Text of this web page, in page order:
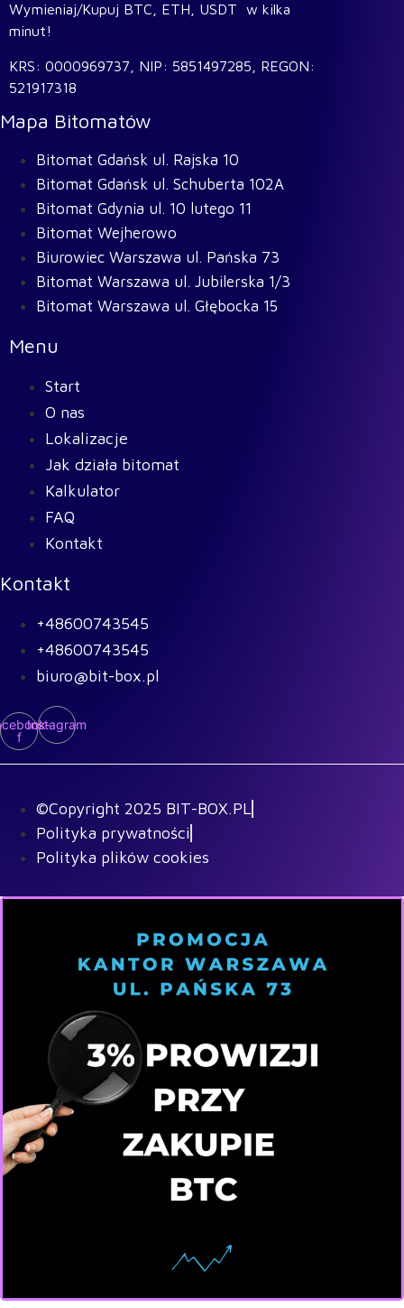
Wymieniaj/Kupuj BTC, ETH, USDT w kilka
minut!
KRS: 0000969737, NIP: 5851497285, REGON:
521917318
Mapa Bitomatów
Bitomat Gdańsk ul. Rajska 10
Bitomat Gdańsk ul. Schuberta 102A
Bitomat Gdynia ul. 10 lutego 11
Bitomat Wejherowo
Biurowiec Warszawa ul. Pańska 73
Bitomat Warszawa ul. Jubilerska 1/3
Bitomat Warszawa ul. Głębocka 15
Menu
Start
O nas
Lokalizacje
Jak działa bitomat
Kalkulator
FAQ
Kontakt
Kontakt
+48600743545
+48600743545
biuro@bit-box.pl
f
Instagram
©Copyright 2025 BIT-BOX.PL
Polityka prywatności
Polityka plików cookies